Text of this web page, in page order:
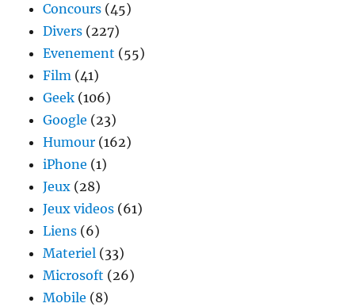
Concours (45)
Divers (227)
Evenement (55)
Film (41)
Geek (106)
Google (23)
Humour (162)
iPhone (1)
Jeux (28)
Jeux videos (61)
Liens (6)
Materiel (33)
Microsoft (26)
Mobile (8)